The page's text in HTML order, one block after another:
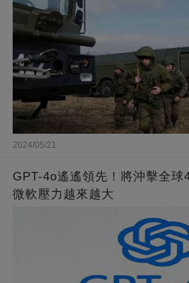
2024/05/21
GPT-4o遙遙領先！將沖擊全球
微軟壓力越來越大